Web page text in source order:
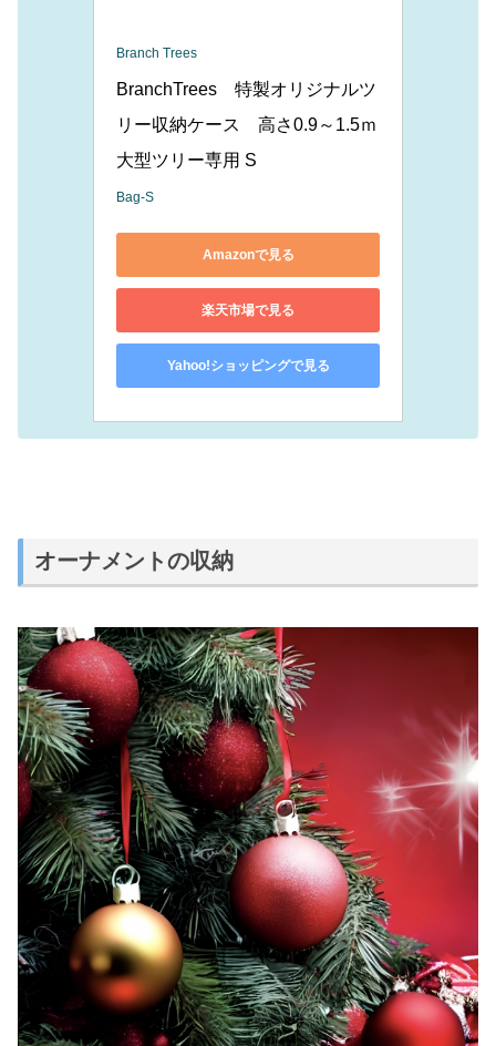
Branch Trees
BranchTrees　特製オリジナルツ
リー収納ケース　高さ0.9～1.5ｍ
大型ツリー専用 S
Bag-S
Amazonで見る
楽天市場で見る
Yahoo!ショッピングで見る
オーナメントの収納